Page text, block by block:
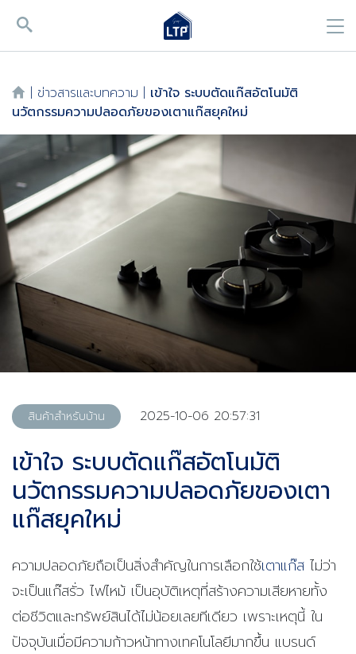
| ข่าวสารและบทความ | เข้าใจ ระบบตัดแก๊สอัตโนมัติ
นวัตกรรมความปลอดภัยของเตาแก๊สยุคใหม่
สินค้าสำหรับบ้าน 2025-10-06 20:57:31
เข้าใจ ระบบตัดแก๊สอัตโนมัติ
นวัตกรรมความปลอดภัยของเตา
แก๊สยุคใหม่
ความปลอดภัยถือเป็นสิ่งสำคัญในการเลือกใช้เตาแก๊ส ไม่ว่า
จะเป็นแก๊สรั่ว ไฟไหม้ เป็นอุบัติเหตุที่สร้างความเสียหายทั้ง
ต่อชีวิตและทรัพย์สินได้ไม่น้อยเลยทีเดียว เพราะเหตุนี้ ใน
ปัจจุบันเมื่อมีความก้าวหน้าทางเทคโนโลยีมากขึ้น แบรนด์